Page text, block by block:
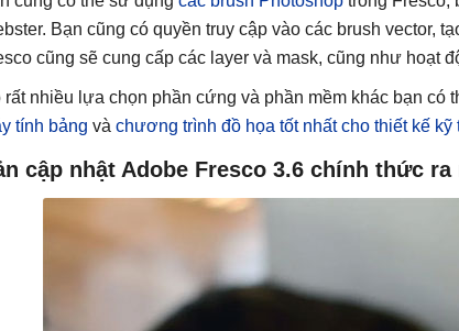
Bạn cũng có quyền truy cập vào các brush vector,
cũng sẽ cung cấp các layer và mask, cũng như hoạt
rất nhiều lựa chọn phần cứng và phần mềm khác bạn có
tính bảng và chương trình đồ họa tốt nhất cho thiết kế kỹ
cập nhật Adobe Fresco 3.6 chính thức ra